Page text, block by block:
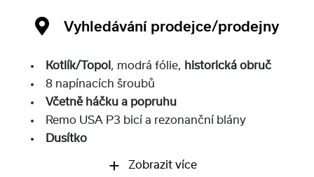
Vyhledávání prodejce/prodejny
Kotlík/Topol , modrá fólie, historická obruč
8 napínacích šroubů
Včetně háčku a popruhu
Remo USA P3 bicí a rezonanční blány
Dusítko
Zobrazit více